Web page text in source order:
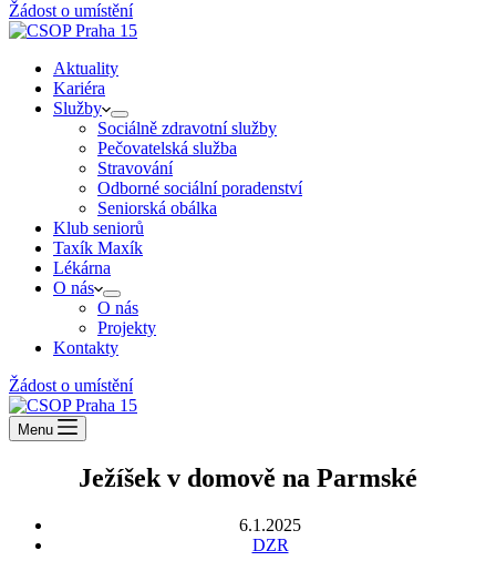
Žádost o umístění
Aktuality
Kariéra
Služby
Sociálně zdravotní služby
Pečovatelská služba
Stravování
Odborné sociální poradenství
Seniorská obálka
Klub seniorů
Taxík Maxík
Lékárna
O nás
O nás
Projekty
Kontakty
Žádost o umístění
Menu
Ježíšek v domově na Parmské
6.1.2025
DZR